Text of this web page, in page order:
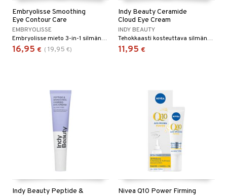
Embryolisse Smoothing
Eye Contour Care
EMBRYOLISSE
Embryolisse mieto 3-in-1 silmänympärysvoide juonteille, silmäpusseille ja tummille silmänalusille
16,95 € ( 19,95 €)
Indy Beauty Ceramide
Cloud Eye Cream
INDY BEAUTY
Tehokkaasti kosteuttava silmänympärysvoide Indy Beauty -tuotemerkiltä
11,95 €
Indy Beauty Peptide &
Nivea Q10 Power Firming